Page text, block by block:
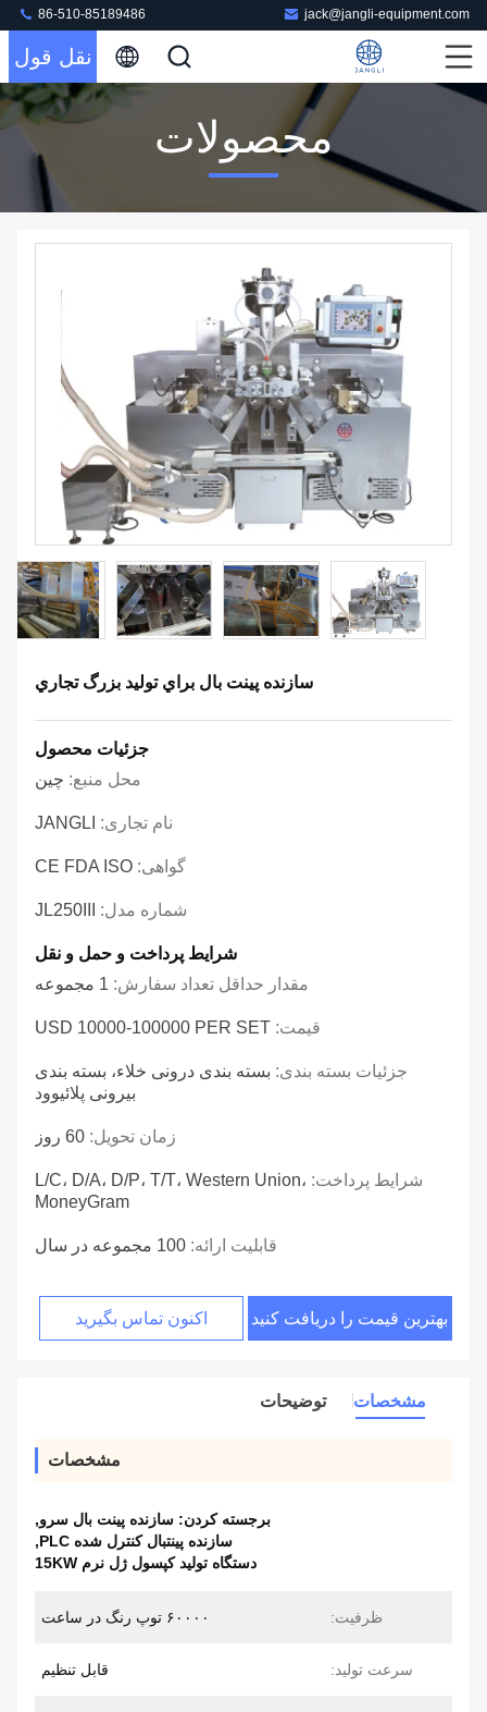
jack@jangli-equipment.com
86-510-85189486
نقل قول
محصولات
سازنده پينت بال براي توليد بزرگ تجاري
جزئیات محصول
محل منبع: چین
نام تجاری: JANGLI
گواهی: CE FDA ISO
شماره مدل: JL250III
شرایط پرداخت و حمل و نقل
مقدار حداقل تعداد سفارش: 1 مجموعه
قیمت: USD 10000-100000 PER SET
جزئیات بسته بندی: بسته بندی درونی خلاء، بسته بندی
بیرونی پلائیوود
زمان تحویل: 60 روز
شرایط پرداخت: L/C، D/A، D/P، T/T، Western Union،
MoneyGram
قابلیت ارائه: 100 مجموعه در سال
بهترین قیمت را دریافت کنید اکنون تماس بگیرید
مشخصات توضیحات
مشخصات
برجسته کردن: سازنده پینت بال سرو,
سازنده پینتبال کنترل شده PLC
,
دستگاه تولید کپسول ژل نرم 15KW
ظرفیت: ۶۰۰۰۰ توپ رنگ در ساعت
سرعت تولید: قابل تنظیم